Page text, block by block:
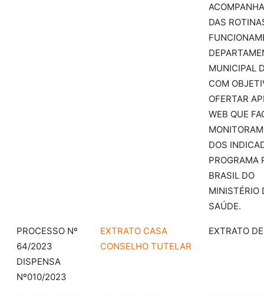
DAS
MUNICIPAL
COM
OFERTAR
WEB QUE
DOS
PROGRAMA
BRASIL DO
MINISTÉRIO
SAÚDE.
PROCESSO Nº
64/2023
DISPENSA
Nº010/2023
EXTRATO CASA
CONSELHO TUTELAR
EXTRATO